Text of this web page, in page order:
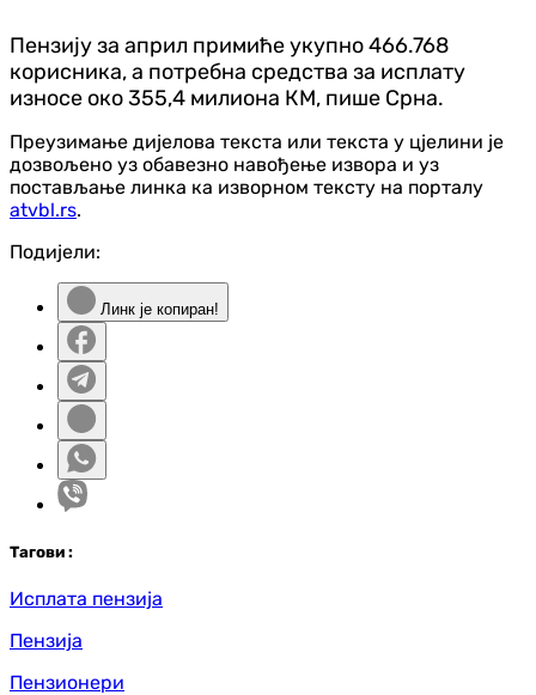
Пензију за април примиће укупно 466.768
корисника, а потребна средства за исплату
износе око 355,4 милиона КМ, пише Срна.
Преузимање дијелова текста или текста у цјелини је
дозвољено уз обавезно навођење извора и уз
постављање линка ка изворном тексту на порталу
atvbl.rs.
Подијели:
Линк је копиран!
Тагови :
Исплата пензија
Пензија
Пензионери